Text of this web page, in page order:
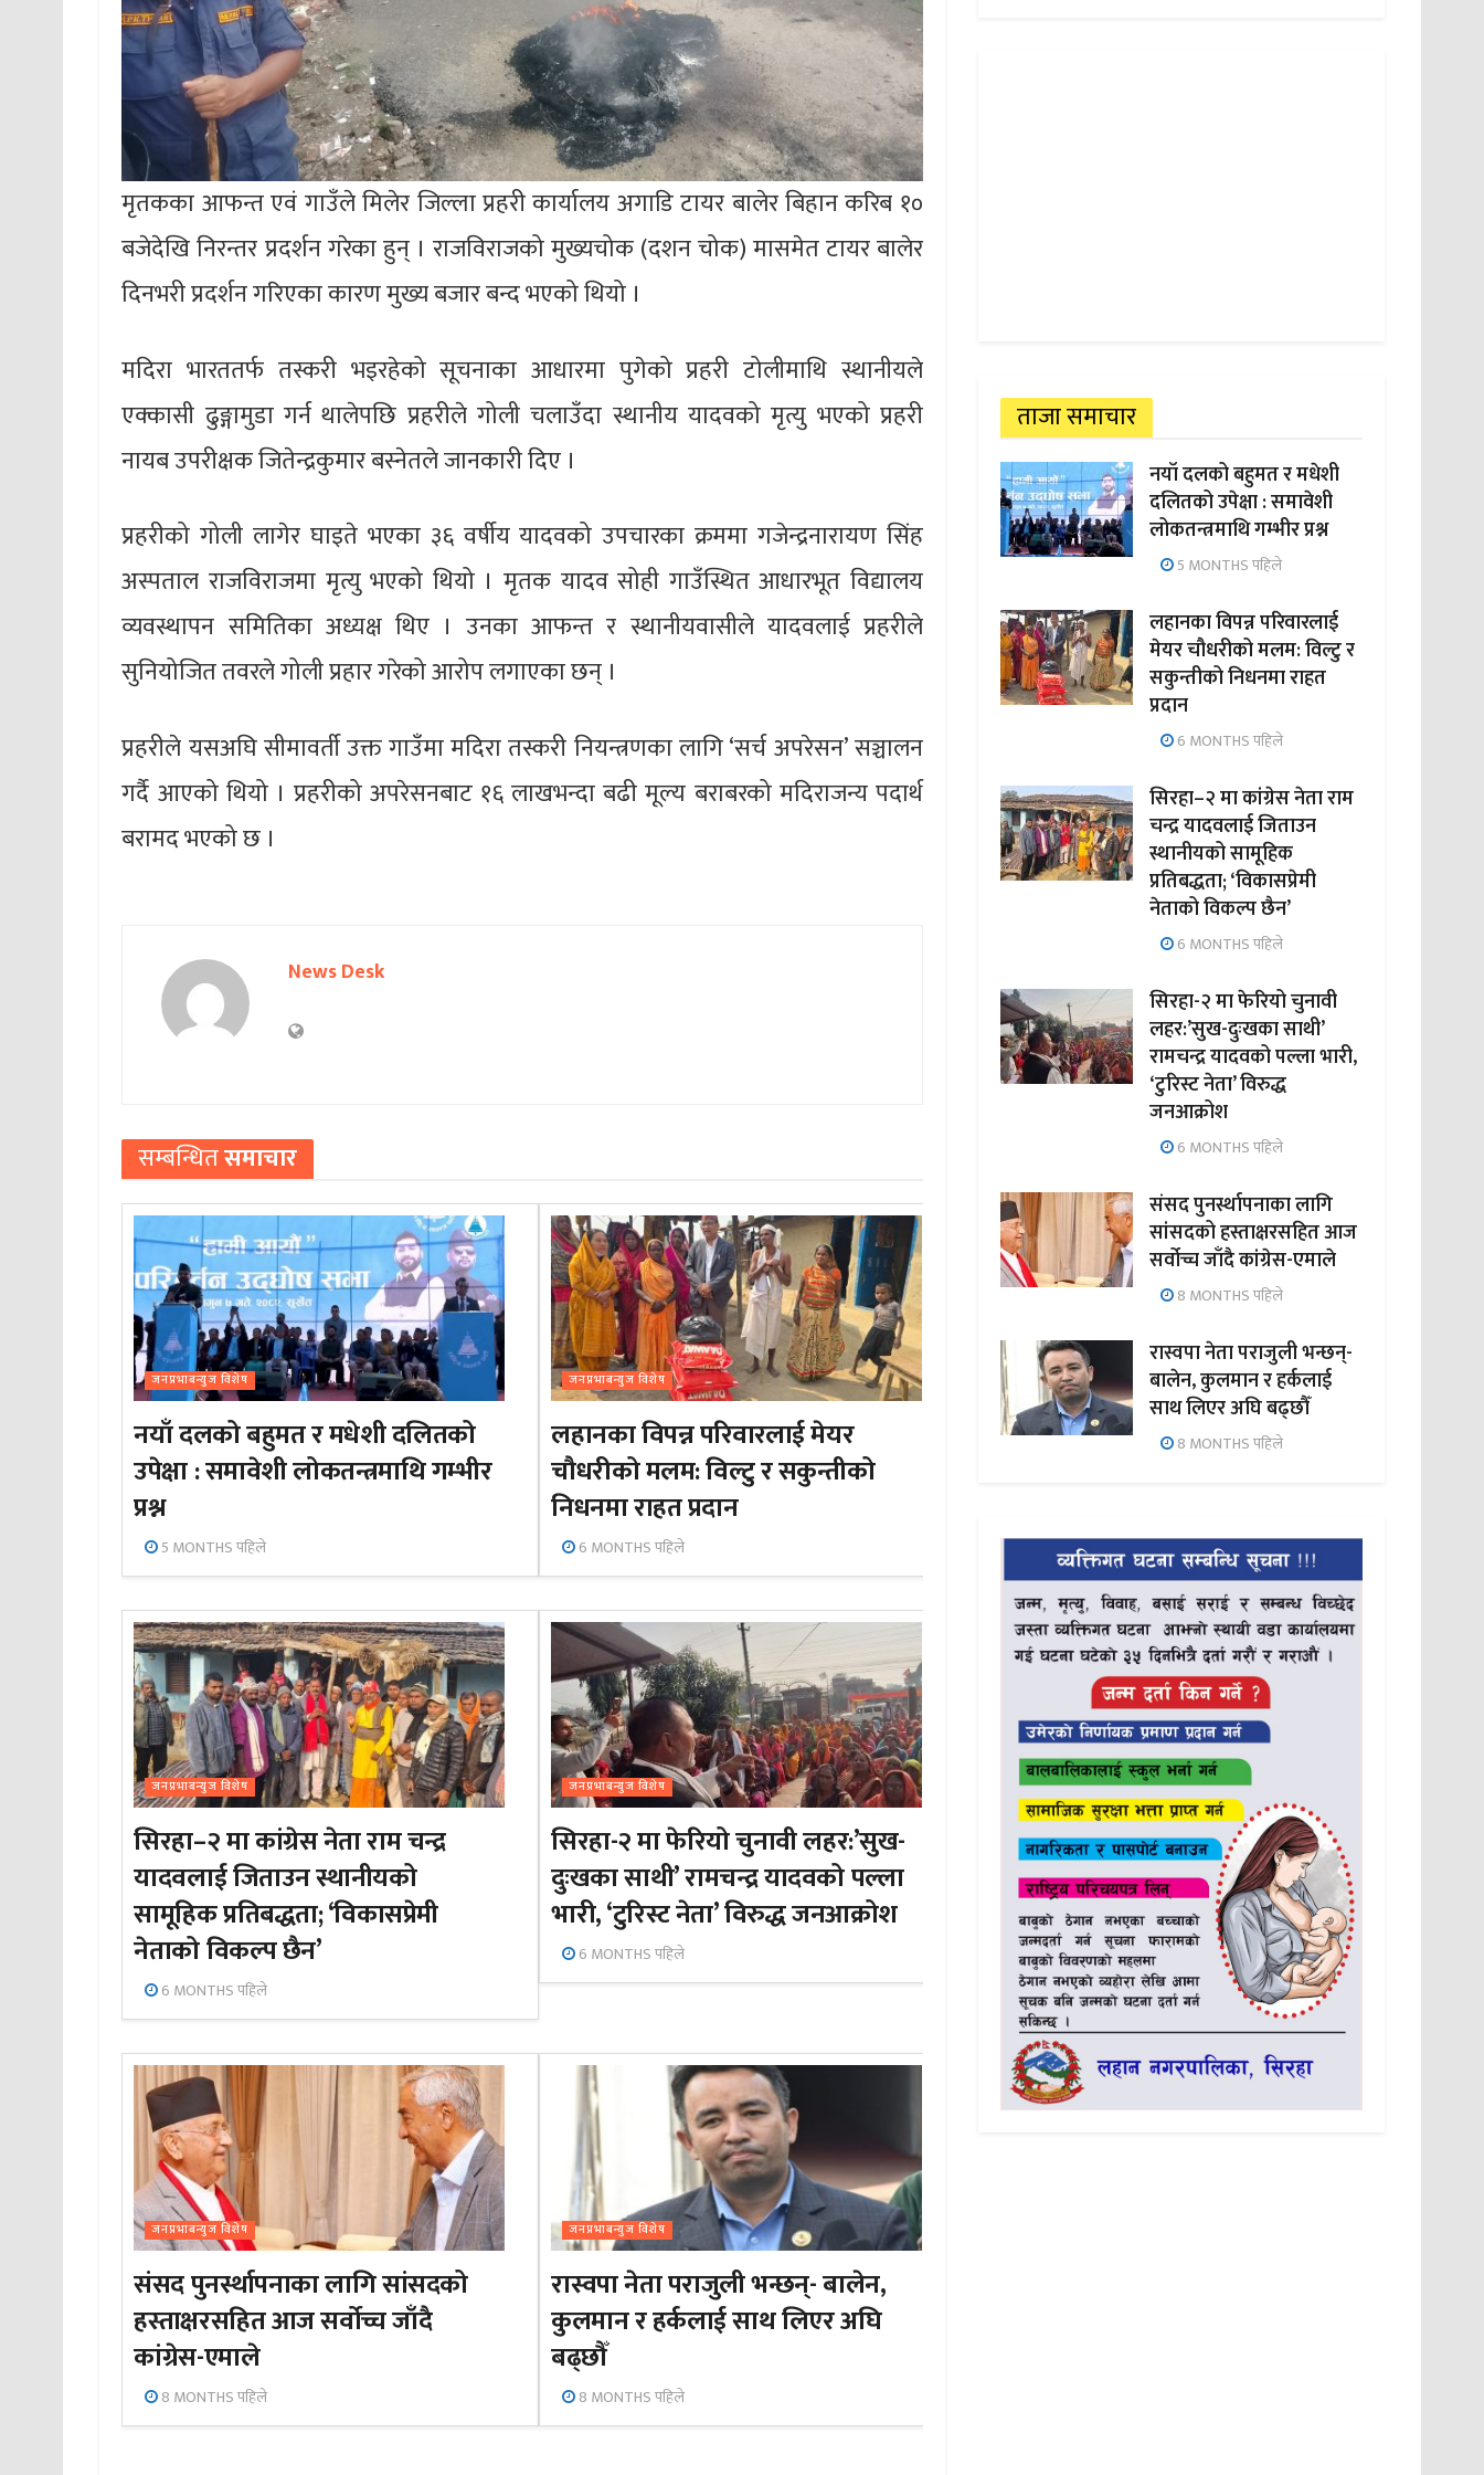
मृतकका आफन्त एवं गाउँले मिलेर जिल्ला प्रहरी कार्यालय अगाडि टायर बालेर बिहान करिब १०
बजेदेखि निरन्तर प्रदर्शन गरेका हुन् । राजविराजको मुख्यचोक (दशन चोक) मासमेत टायर बालेर
दिनभरी प्रदर्शन गरिएका कारण मुख्य बजार बन्द भएको थियो ।
मदिरा भारततर्फ तस्करी भइरहेको सूचनाका आधारमा पुगेको प्रहरी टोलीमाथि स्थानीयले
एक्कासी ढुङ्गामुडा गर्न थालेपछि प्रहरीले गोली चलाउँदा स्थानीय यादवको मृत्यु भएको प्रहरी
नायब उपरीक्षक जितेन्द्रकुमार बस्नेतले जानकारी दिए ।
प्रहरीको गोली लागेर घाइते भएका ३६ वर्षीय यादवको उपचारका क्रममा गजेन्द्रनारायण सिंह
अस्पताल राजविराजमा मृत्यु भएको थियो । मृतक यादव सोही गाउँस्थित आधारभूत विद्यालय
व्यवस्थापन समितिका अध्यक्ष थिए । उनका आफन्त र स्थानीयवासीले यादवलाई प्रहरीले
सुनियोजित तवरले गोली प्रहार गरेको आरोप लगाएका छन् ।
प्रहरीले यसअघि सीमावर्ती उक्त गाउँमा मदिरा तस्करी नियन्त्रणका लागि ‘सर्च अपरेसन’ सञ्चालन
गर्दै आएको थियो । प्रहरीको अपरेसनबाट १६ लाखभन्दा बढी मूल्य बराबरको मदिराजन्य पदार्थ
बरामद भएको छ ।
News Desk
सम्बन्धितसमाचार
जनप्रभाबन्युज विशेष
नयाँ दलको बहुमत र मधेशी दलितको
उपेक्षा : समावेशी लोकतन्त्रमाथि गम्भीर
प्रश्न
5 MONTHS पहिले
जनप्रभाबन्युज विशेष
लहानका विपन्न परिवारलाई मेयर
चौधरीको मलम: विल्टु र सकुन्तीको
निधनमा राहत प्रदान
6 MONTHS पहिले
जनप्रभाबन्युज विशेष
सिरहा–२ मा कांग्रेस नेता राम चन्द्र
यादवलाई जिताउन स्थानीयको
सामूहिक प्रतिबद्धता; ‘विकासप्रेमी
नेताको विकल्प छैन’
6 MONTHS पहिले
जनप्रभाबन्युज विशेष
सिरहा-२ मा फेरियो चुनावी लहर:’सुख-
दुःखका साथी’ रामचन्द्र यादवको पल्ला
भारी, ‘टुरिस्ट नेता’ विरुद्ध जनआक्रोश
6 MONTHS पहिले
जनप्रभाबन्युज विशेष
संसद पुनर्स्थापनाका लागि सांसदको
हस्ताक्षरसहित आज सर्वोच्च जाँदै
कांग्रेस-एमाले
8 MONTHS पहिले
जनप्रभाबन्युज विशेष
रास्वपा नेता पराजुली भन्छन्- बालेन,
कुलमान र हर्कलाई साथ लिएर अघि
बढ्छौँ
8 MONTHS पहिले
ताजा समाचार
नयाँ दलको बहुमत र मधेशी
दलितको उपेक्षा : समावेशी
लोकतन्त्रमाथि गम्भीर प्रश्न
5 MONTHS पहिले
लहानका विपन्न परिवारलाई
मेयर चौधरीको मलम: विल्टु र
सकुन्तीको निधनमा राहत
प्रदान
6 MONTHS पहिले
सिरहा–२ मा कांग्रेस नेता राम
चन्द्र यादवलाई जिताउन
स्थानीयको सामूहिक
प्रतिबद्धता; ‘विकासप्रेमी
नेताको विकल्प छैन’
6 MONTHS पहिले
सिरहा-२ मा फेरियो चुनावी
लहर:’सुख-दुःखका साथी’
रामचन्द्र यादवको पल्ला भारी,
‘टुरिस्ट नेता’ विरुद्ध
जनआक्रोश
6 MONTHS पहिले
संसद पुनर्स्थापनाका लागि
सांसदको हस्ताक्षरसहित आज
सर्वोच्च जाँदै कांग्रेस-एमाले
8 MONTHS पहिले
रास्वपा नेता पराजुली भन्छन्-
बालेन, कुलमान र हर्कलाई
साथ लिएर अघि बढ्छौँ
8 MONTHS पहिले